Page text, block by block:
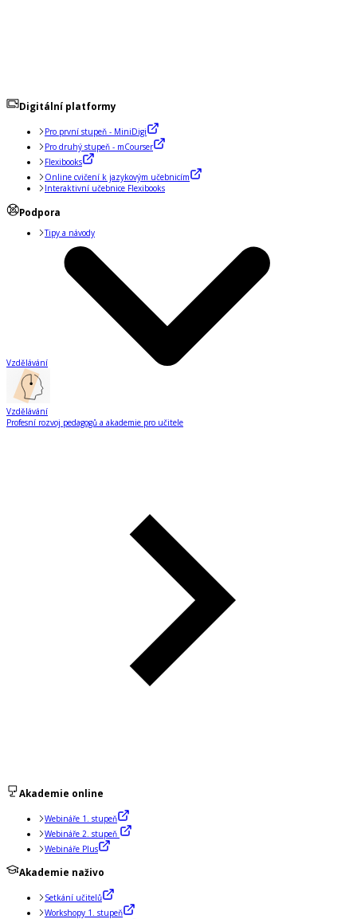
Digitální platformy
Pro první stupeň - MiniDigi
Pro druhý stupeň - mCourser
Flexibooks
Online cvičení k jazykovým učebnicím
Interaktivní učebnice Flexibooks
Podpora
Tipy a návody
Vzdělávání
Vzdělávání
Profesní rozvoj pedagogů a akademie pro učitele
Akademie online
Webináře 1. stupeň
Webináře 2. stupeň
Webináře Plus
Akademie naživo
Setkání učitelů
Workshopy 1. stupeň